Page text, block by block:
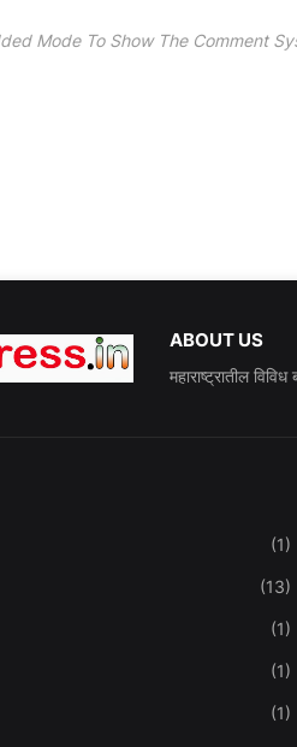
Mode To Show The Comment
ABOUT US
महाराष्ट्रातील
(1)
(13)
(1)
(1)
(1)